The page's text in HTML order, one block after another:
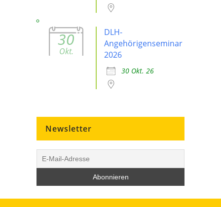
30
Okt.
DLH-
Angehörigenseminar
2026
30 Okt. 26
Newsletter